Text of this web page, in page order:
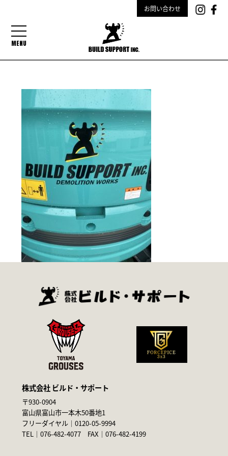
お問い合わせ
MENU
株式会社 ビルド・サポート
〒930-0904
富山県富山市一本木50番地1
フリーダイヤル｜0120-05-9994
TEL｜076-482-4077 FAX｜076-482-4199